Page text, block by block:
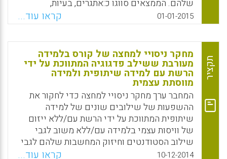
WhatsApp
Facebook
Email
X
שלהם. הממצאים סווגו כ:אתגרים, בעיות,
מכשולים הקשריים עיקריים וקונקטיביזם
(Garcia Espinosa, Brenda Jeanett; Tenorio
Sepulveda, Gloria Concepcion; Ram?iez
Montoya, Maria Soledad, 2015).
WhatsApp
Facebook
Email
X
01-01-2015 קראו עוד...
תקציר
מחקר ניסויי למחצה של קורס בלמידה
מעורבת ששילב פדגוגיה המתווכת על ידי
הרשת עם למידה שיתופית ולמידה
מווסתת עצמית
המחבר ערך מחקר ניסויי למחצה כדי לחקור את
ההשפעות של שילובים שונים של למידה
שיתופית המתווכת על ידי הרשת עם/ללא ייזום
של וויסות עצמי בלמידה עם/ללא משוב לגבי
שילוב הסטודנטים וחיזוק המחשבות שלהם לגבי
קורס משולב זה (Tsai, Chia-Wen, 2014).
10-12-2014 קראו עוד...